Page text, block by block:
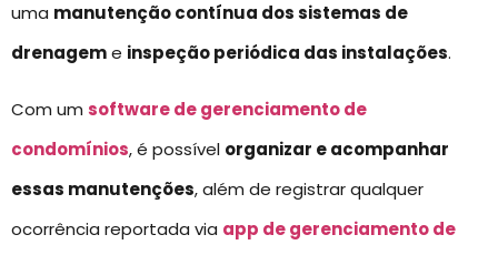
uma manutenção contínua dos sistemas de
drenageme inspeção periódica das instalações.
Com um software de gerenciamento de
condomínios, é possível organizar e acompanhar
essas manutenções, além de registrar qualquer
ocorrência reportada via app de gerenciamento de